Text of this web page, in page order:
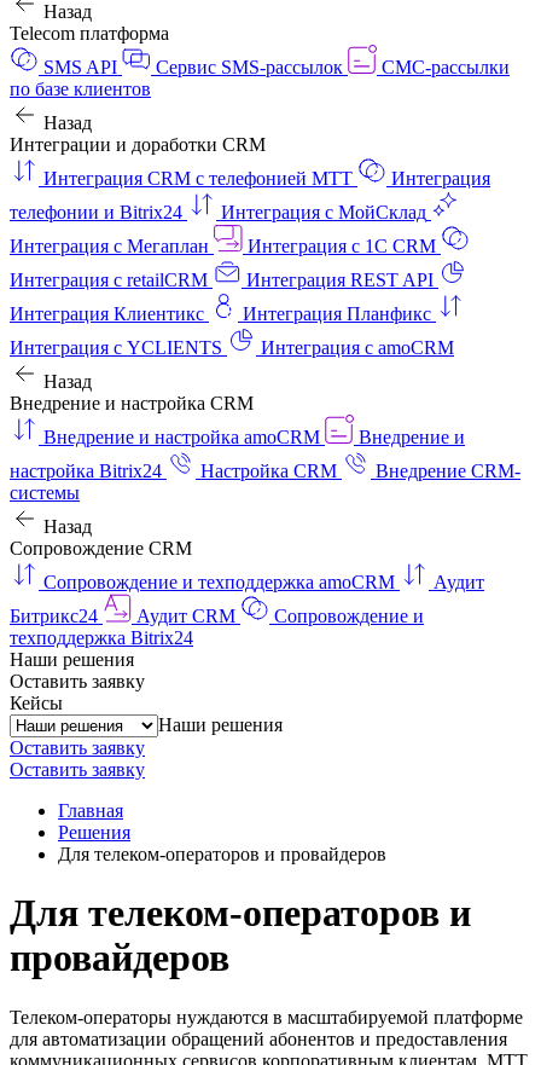
Назад
Telecom платформа
SMS API
Сервис SMS-рассылок
СМС-рассылки
по базе клиентов
Назад
Интеграции и доработки CRM
Интеграция CRM с телефонией МТТ
Интеграция
телефонии и Bitrix24
Интеграция с МойСклад
Интеграция с Мегаплан
Интеграция с 1C CRM
Интеграция с retailCRM
Интеграция REST API
Интеграция Клиентикс
Интеграция Планфикс
Интеграция с YCLIENTS
Интеграция с amoCRM
Назад
Внедрение и настройка CRM
Внедрение и настройка amoCRM
Внедрение и
настройка Bitrix24
Настройка CRM
Внедрение CRM-
системы
Назад
Сопровождение CRM
Сопровождение и техподдержка amoCRM
Аудит
Битрикс24
Аудит CRM
Сопровождение и
техподдержка Bitrix24
Наши решения
Оставить заявку
Кейсы
Наши решения
Оставить заявку
Оставить заявку
Главная
Решения
Для телеком-операторов и провайдеров
Для телеком-операторов и
провайдеров
Телеком-операторы нуждаются в масштабируемой платформе
для автоматизации обращений абонентов и предоставления
коммуникационных сервисов корпоративным клиентам. МТТ